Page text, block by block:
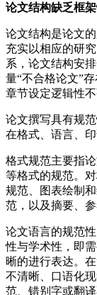
论文结构缺乏框
论文结构是论文
充实以相应的研
系，论文结构安
量“不合格论文”
章节设定逻辑性
论文撰写具有规
在格式、语言、
格式规范主要指
等格式的规范。
规范、图表绘制
范，以及摘要、
论文语言的规范
性与学术性，即
晰的进行表达。
不清晰、口语化
范、错别字或翻